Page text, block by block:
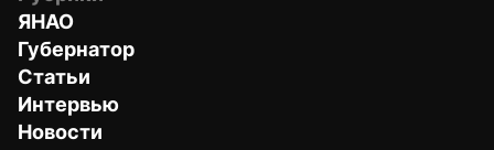
ЯНАО
Губернатор
Статьи
Интервью
Новости